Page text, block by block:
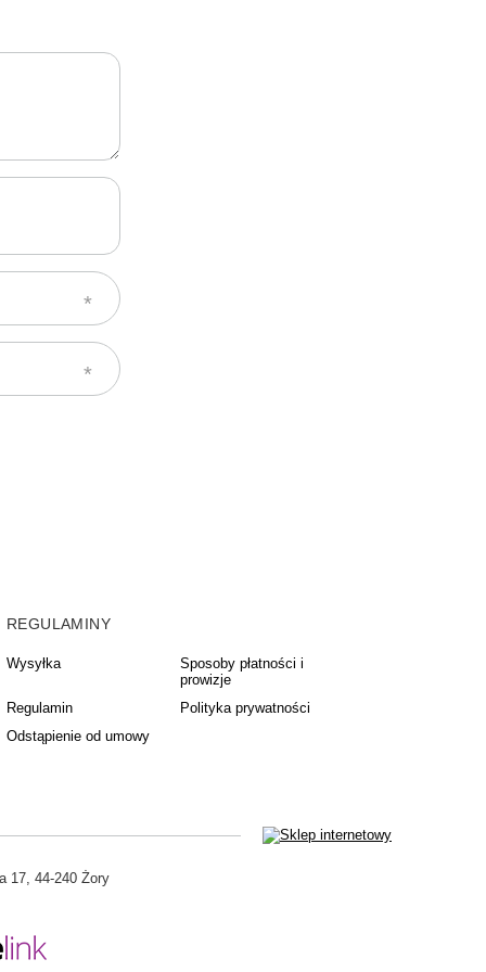
REGULAMINY
Wysyłka
Sposoby płatności i
prowizje
Regulamin
Polityka prywatności
Odstąpienie od umowy
17, 44-240Żory